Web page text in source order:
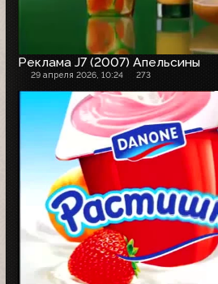
Реклама J7 (2007) Апельсины
29 апреля 2026, 10:24 273